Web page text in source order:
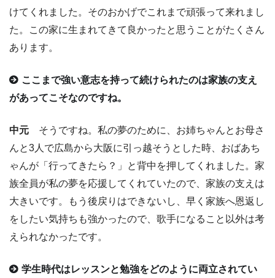
けてくれました。そのおかげでこれまで頑張って来れまし
た。この家に生まれてきて良かったと思うことがたくさん
あります。
ここまで強い意志を持って続けられたのは家族の支え
があってこそなのですね。
中元 そうですね。私の夢のために、お姉ちゃんとお母さ
んと3人で広島から大阪に引っ越そうとした時、おばあち
ゃんが「行ってきたら？」と背中を押してくれました。家
族全員が私の夢を応援してくれていたので、家族の支えは
大きいです。もう後戻りはできないし、早く家族へ恩返し
をしたい気持ちも強かったので、歌手になること以外は考
えられなかったです。
学生時代はレッスンと勉強をどのように両立されてい